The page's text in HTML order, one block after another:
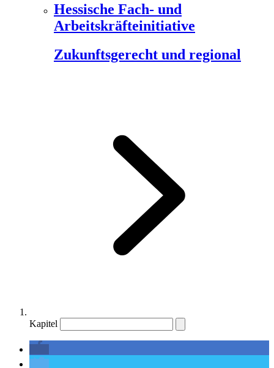
Hessische Fach- und
Arbeitskräfteinitiative
Zukunftsgerecht und regional
Kapitel